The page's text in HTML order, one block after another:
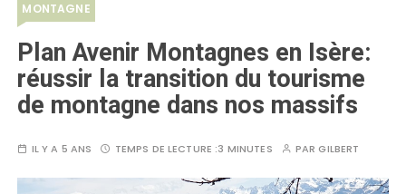
MONTAGNE
Plan Avenir Montagnes en Isère:
réussir la transition du tourisme
de montagne dans nos massifs
IL Y A 5 ANS TEMPS DE LECTURE :3 MINUTES PARGILBERT